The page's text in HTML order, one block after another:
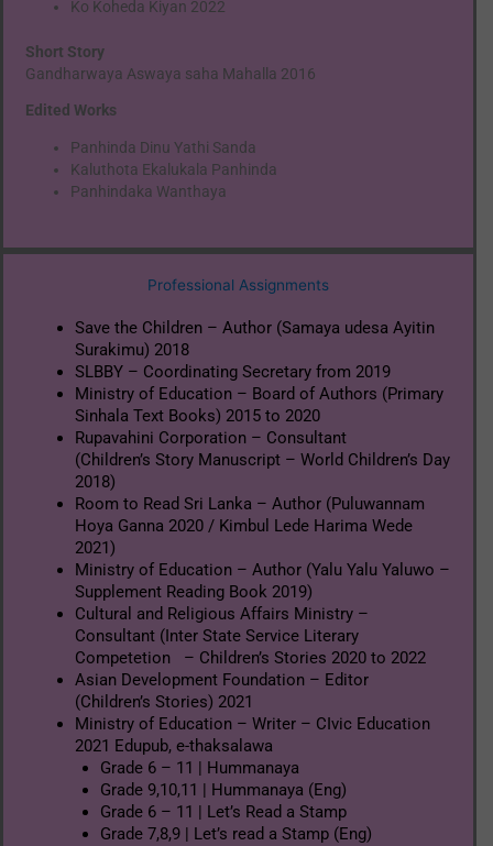
Ko Koheda Kiyan 2022
Short Story
Gandharwaya Aswaya saha Mahalla 2016
Edited Works
Panhinda Dinu Yathi Sanda
Kaluthota Ekalukala Panhinda
Panhindaka Wanthaya
Professional Assignments
Save the Children – Author (Samaya udesa Ayitin
Surakimu) 2018
SLBBY – Coordinating Secretary from 2019
Ministry of Education – Board of Authors (Primary
Sinhala Text Books) 2015 to 2020
Rupavahini Corporation – Consultant
(Children’s Story Manuscript – World Children’s Day
2018)
Room to Read Sri Lanka – Author (Puluwannam
Hoya Ganna 2020 / Kimbul Lede Harima Wede
2021)
Ministry of Education – Author (Yalu Yalu Yaluwo –
Supplement Reading Book 2019)
Cultural and Religious Affairs Ministry –
Consultant (Inter State Service Literary
Competetion – Children’s Stories 2020 to 2022
Asian Development Foundation – Editor
(Children’s Stories) 2021
Ministry of Education – Writer – CIvic Education
2021 Edupub, e-thaksalawa
Grade 6 – 11 | Hummanaya
Grade 9,10,11 | Hummanaya (Eng)
Grade 6 – 11 | Let’s Read a Stamp
Grade 7,8,9 | Let’s read a Stamp (Eng)